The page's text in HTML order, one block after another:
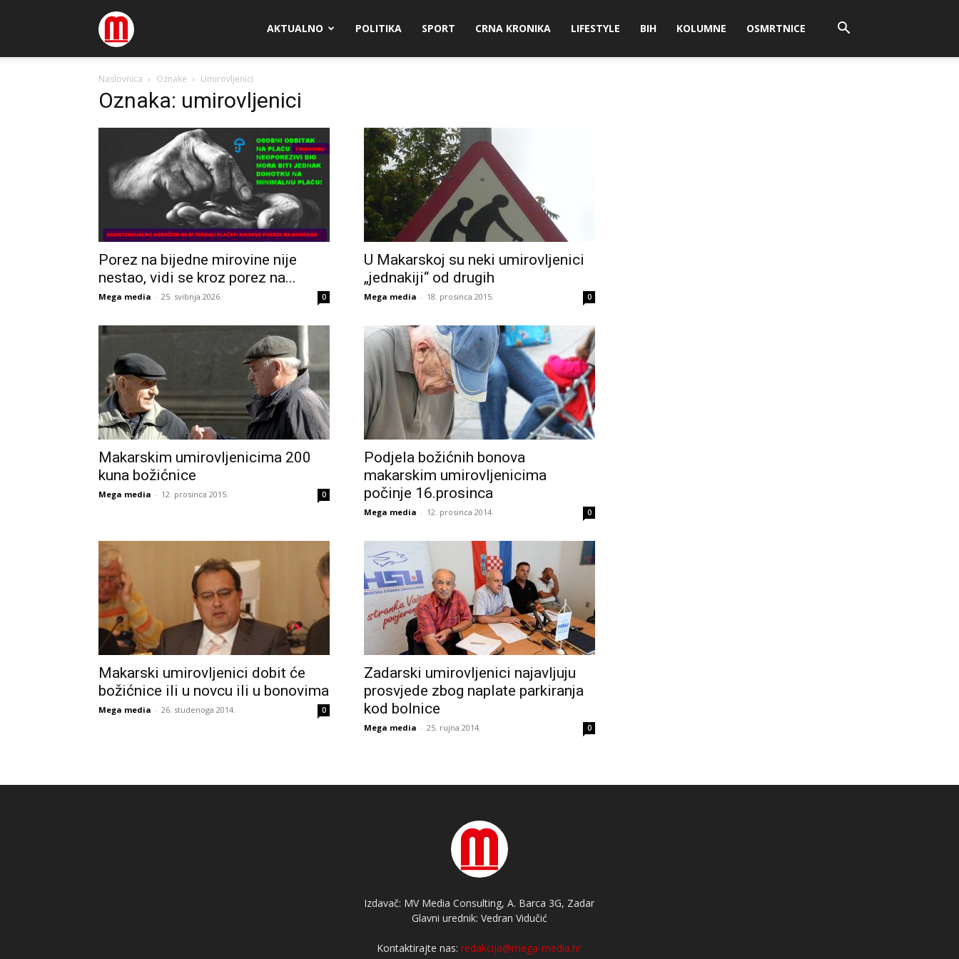
Megamedia AKTUALNO POLITIKA SPORT CRNA KRONIKA LIFESTYLE BIH KOLUMNE OSMRTNICE
Naslovnica Oznake Umirovljenici
Oznaka: umirovljenici
Porez na bijedne mirovine nije
nestao, vidi se kroz porez na...
Mega media - 25. svibnja 2026. 0
U Makarskoj su neki umirovljenici
„jednakiji“ od drugih
Mega media - 18. prosinca 2015. 0
Makarskim umirovljenicima 200
kuna božićnice
Mega media - 12. prosinca 2015. 0
Podjela božićnih bonova
makarskim umirovljenicima
počinje 16.prosinca
Mega media - 12. prosinca 2014. 0
Makarski umirovljenici dobit će
božićnice ili u novcu ili u bonovima
Mega media - 26. studenoga 2014. 0
Zadarski umirovljenici najavljuju
prosvjede zbog naplate parkiranja
kod bolnice
Mega media - 25. rujna 2014. 0
Izdavač: MV Media Consulting, A. Barca 3G, Zadar
Glavni urednik: Vedran Vidučić
Kontaktirajte nas:redakcija@mega-media.hr